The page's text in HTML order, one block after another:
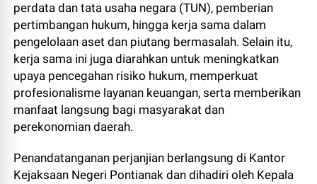
perdata dan tata usaha negara (TUN), pemberian
pertimbangan hukum, hingga kerja sama dalam
pengelolaan aset dan piutang bermasalah. Selain itu,
kerja sama ini juga diarahkan untuk meningkatkan
upaya pencegahan risiko hukum, memperkuat
profesionalisme layanan keuangan, serta memberikan
manfaat langsung bagi masyarakat dan
perekonomian daerah.
Penandatanganan perjanjian berlangsung di Kantor
Kejaksaan Negeri Pontianak dan dihadiri oleh Kepala